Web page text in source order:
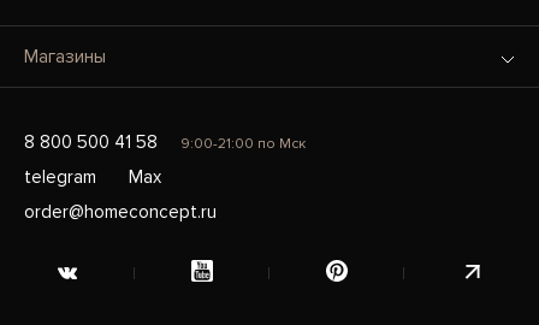
Магазины
8 800 500 41 58 9:00-21:00 по Мск
telegram
Max
order@homeconcept.ru